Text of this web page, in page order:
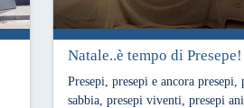
18 Dicembre 2018
Natale..è tempo di Presepe!
Presepi, presepi e ancora presepi,
sabbia, presepi viventi, presepi